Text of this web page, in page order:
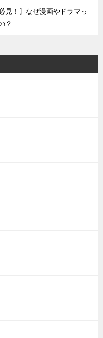
見！】なぜ漫画やドラマっ
？